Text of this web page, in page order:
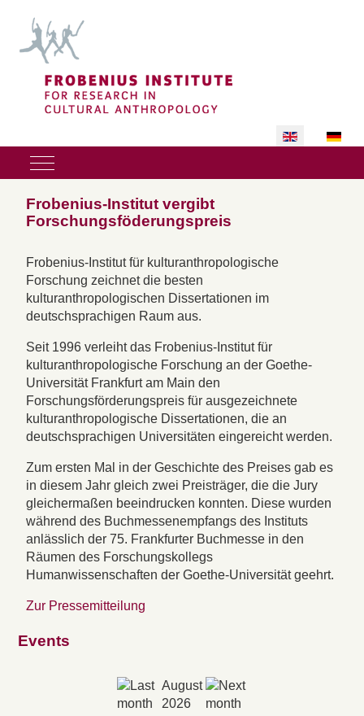
Select your
Mobile Menu Toggle
Frobenius-Institut vergibt
Forschungsföderungspreis
Frobenius-Institut für kulturanthropologische
Forschung zeichnet die besten
kulturanthropologischen Dissertationen im
deutschsprachigen Raum aus.
Seit 1996 verleiht das Frobenius-Institut für
kulturanthropologische Forschung an der Goethe-
Universität Frankfurt am Main den
Forschungsförderungspreis für ausgezeichnete
kulturanthropologische Dissertationen, die an
deutschsprachigen Universitäten eingereicht werden.
Zum ersten Mal in der Geschichte des Preises gab es
in diesem Jahr gleich zwei Preisträger, die die Jury
gleichermaßen beeindrucken konnten. Diese wurden
während des Buchmessenempfangs des Instituts
anlässlich der 75. Frankfurter Buchmesse in den
Räumen des Forschungskollegs
Humanwissenschaften der Goethe-Universität geehrt.
Zur Pressemitteilung
Events
August
2026